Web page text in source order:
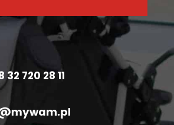
32 720 28 11